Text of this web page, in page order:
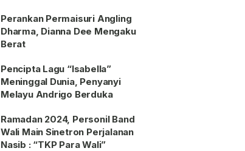
Perankan Permaisuri Angling
Dharma, Dianna Dee Mengaku
Berat
Pencipta Lagu “Isabella”
Meninggal Dunia, Penyanyi
Melayu Andrigo Berduka
Ramadan 2024, Personil Band
Wali Main Sinetron Perjalanan
Nasib : “TKP Para Wali”